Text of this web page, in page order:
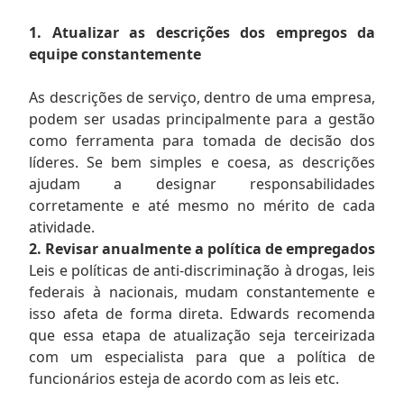
1. Atualizar as descrições dos empregos da
equipe constantemente
As descrições de serviço, dentro de uma empresa,
podem ser usadas principalmente para a gestão
como ferramenta para tomada de decisão dos
líderes. Se bem simples e coesa, as descrições
ajudam a designar responsabilidades
corretamente e até mesmo no mérito de cada
atividade.
2. Revisar anualmente a política de empregados
Leis e políticas de anti-discriminação à drogas, leis
federais à nacionais, mudam constantemente e
isso afeta de forma direta. Edwards recomenda
que essa etapa de atualização seja terceirizada
com um especialista para que a política de
funcionários esteja de acordo com as leis etc.